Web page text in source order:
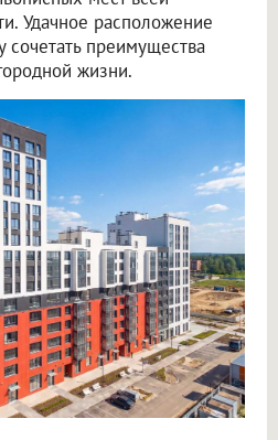
Удачное расположение
сочетать преимущества
жизни.